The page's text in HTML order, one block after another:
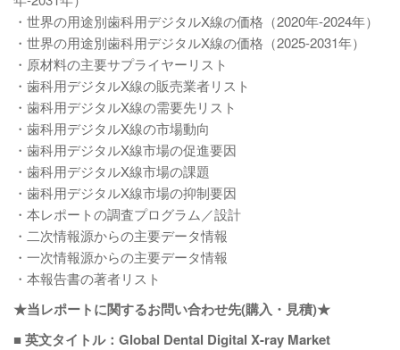
・世界の用途別歯科用デジタルX線の価格（2020年-2024年）
・世界の用途別歯科用デジタルX線の価格（2025-2031年）
・原材料の主要サプライヤーリスト
・歯科用デジタルX線の販売業者リスト
・歯科用デジタルX線の需要先リスト
・歯科用デジタルX線の市場動向
・歯科用デジタルX線市場の促進要因
・歯科用デジタルX線市場の課題
・歯科用デジタルX線市場の抑制要因
・本レポートの調査プログラム／設計
・二次情報源からの主要データ情報
・一次情報源からの主要データ情報
・本報告書の著者リスト
★当レポートに関するお問い合わせ先(購入・見積)★
■ 英文タイトル：Global Dental Digital X-ray Market